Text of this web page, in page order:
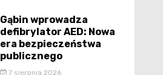
Gąbin wprowadza
defibrylator AED: Nowa
era bezpieczeństwa
publicznego
7 sierpnia 2026